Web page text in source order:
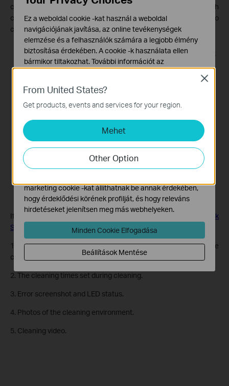
cleaning and missed cleaning are more likely to occur. For such
circumstances, please consider using the Tapo Magnetic Tape to
create the Invisible Wall.
If the above suggestions do not help, please contact
TP-Link
Support
with the following information:
1. A description of the problem including which areas were
cleaned and which areas were left out.
2. The cleaning times set during cleaning.
3. Error screenshot and LED status.
4. Photos of the cleaning environment.
5. Cleaning video.
From United States?
Get products, events and services for your region.
Mehet
Other Option
Close
Ez a weboldal cookie -kat használ a weboldal
navigációjának javítása, az online tevékenységek
elemzése és a felhasználók számára a legjobb élmény
biztosítása érdekében. A cookie -k használata ellen
bármikor tiltakozhat. További információt az
Alap Cookie-k
Ezek a cookie -k a webhely működéséhez szükségesek,
és nem tilthatók le a rendszereiben.
Marketing és Elemző Cookie-k
Az elemző cookie -k lehetővé teszik számunkra, hogy
elemezzük weboldalunkon végzett tevékenységeit, hogy
javítsuk és módosítsuk webhelyünk működését.
marketing cookie -kat állíthatnak be annak érdekében,
hogy érdeklődési körének profilját, és hogy releváns
hirdetéseket jelenítsen meg más webhelyeken.
Minden Cookie Elfogadása
Beállítások Mentése